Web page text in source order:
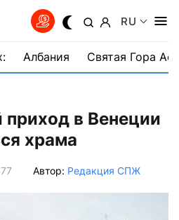
RU
Албания Святая Гора
в Венеции
храма
Автор: Редакция СПЖ